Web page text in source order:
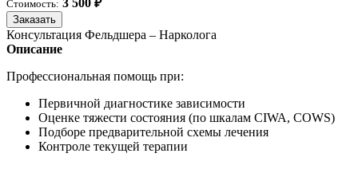
Стоимость:
Заказать
Консультация Фельдшера – Нарколога
Описание
Профессиональная помощь при:
Первичной диагностике зависимости
Оценке тяжести состояния (по шкалам CIWA, COWS)
Подборе предварительной схемы лечения
Контроле текущей терапии